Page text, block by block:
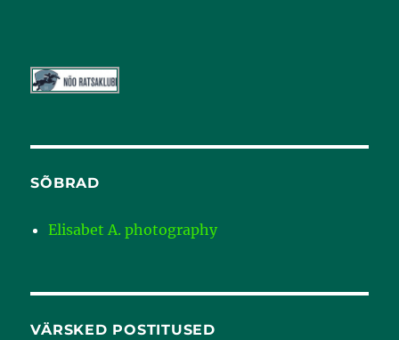
SÕBRAD
Elisabet A. photography
VÄRSKED POSTITUSED